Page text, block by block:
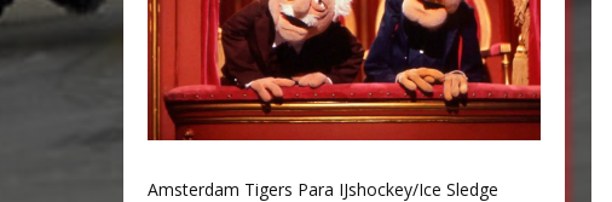
Amsterdam Tigers Para IJshockey/Ice Sledge